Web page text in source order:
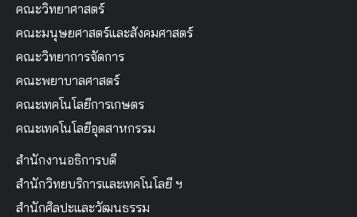
คณะวิทยาศาสตร์
คณะมนุษยศาสตร์และสังคมศาสตร์
คณะวิทยาการจัดการ
คณะพยาบาลศาสตร์
คณะเทคโนโลยีการเกษตร
คณะเทคโนโลยีอุตสาหกรรม
สำนักงานอธิการบดี
สำนักวิทยบริการและเทคโนโลยี ฯ
สำนักศิลปะและวัฒนธรรม